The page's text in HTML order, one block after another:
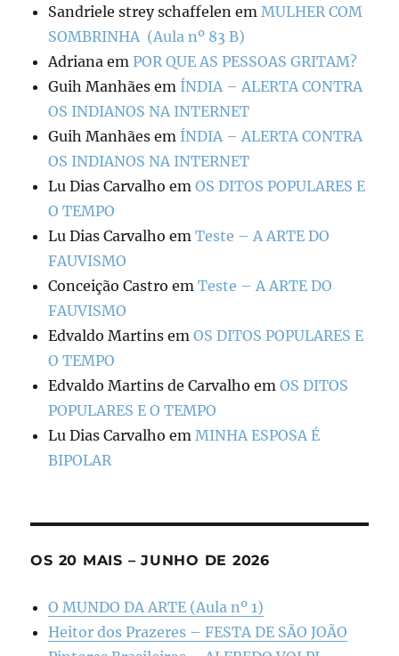
Sandriele strey schaffelen em MULHER COM
SOMBRINHA (Aula nº 83 B)
Adriana em POR QUE AS PESSOAS GRITAM?
Guih Manhães em ÍNDIA – ALERTA CONTRA
OS INDIANOS NA INTERNET
Guih Manhães em ÍNDIA – ALERTA CONTRA
OS INDIANOS NA INTERNET
Lu Dias Carvalho emOS DITOS POPULARES E
O TEMPO
Lu Dias Carvalho emTeste – A ARTE DO
FAUVISMO
Conceição Castro emTeste – A ARTE DO
FAUVISMO
Edvaldo Martins emOS DITOS POPULARES E
O TEMPO
Edvaldo Martins de Carvalho emOS DITOS
POPULARES E O TEMPO
Lu Dias Carvalho em MINHA ESPOSA É
BIPOLAR
OS 20 MAIS – JUNHO DE 2026
O MUNDO DA ARTE (Aula nº 1)
Heitor dos Prazeres – FESTA DE SÃO JOÃO